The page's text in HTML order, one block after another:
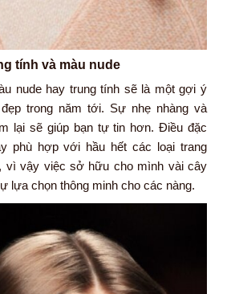
tính và màu nude
nude hay trung tính sẽ là một gợi ý
trong năm tới. Sự nhẹ nhàng và
lại sẽ giúp bạn tự tin hơn. Điều đặc
phù hợp với hầu hết các loại trang
vì vậy việc sở hữu cho mình vài cây
lựa chọn thông minh cho các nàng.